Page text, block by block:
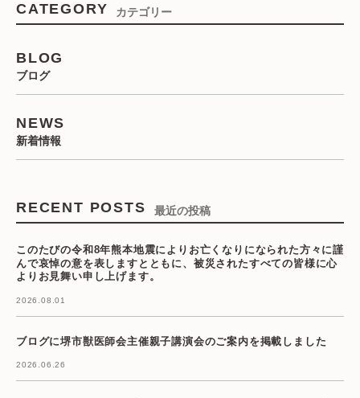
CATEGORY カテゴリー
BLOG
ブログ
NEWS
新着情報
RECENT POSTS 最近の投稿
このたびの令和8年熊本地震によりお亡くなりになられた方々に謹
んで哀悼の意を表しますとともに、被災されたすべての皆様に心
よりお見舞い申し上げます。
2026.08.01
ブログに堺市獣医師会主催親子講演会のご案内を掲載しました
2026.06.26